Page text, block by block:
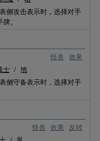
侧攻击表示时，选择对手
。
怪兽 效果
士 / 地
侧守备表示时，选择对手
怪兽 效果 反转